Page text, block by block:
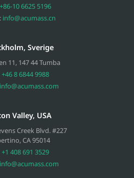
+86-10 6625 5196
info@acumass.cn
Sverige
11, 147 44Tumba
+46 8 6844 9988
info@acumass.com
Valley, USA
Creek Blvd. #227
,CA95014
+1 408 691 3529
info@acumass.com